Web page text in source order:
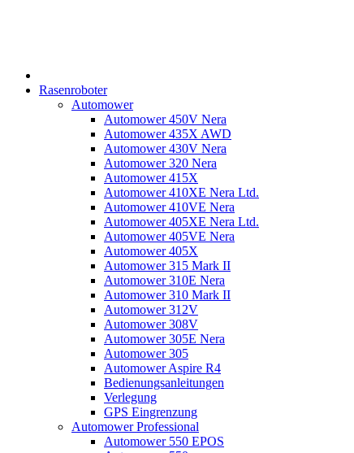
Rasenroboter
Automower
Automower 450V Nera
Automower 435X AWD
Automower 430V Nera
Automower 320 Nera
Automower 415X
Automower 410XE Nera Ltd.
Automower 410VE Nera
Automower 405XE Nera Ltd.
Automower 405VE Nera
Automower 405X
Automower 315 Mark II
Automower 310E Nera
Automower 310 Mark II
Automower 312V
Automower 308V
Automower 305E Nera
Automower 305
Automower Aspire R4
Bedienungsanleitungen
Verlegung
GPS Eingrenzung
Automower Professional
Automower 550 EPOS